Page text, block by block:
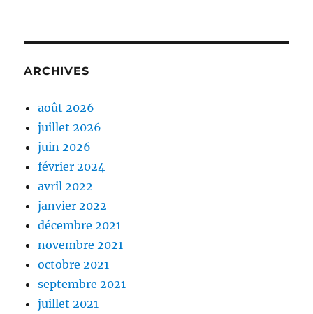
ARCHIVES
août 2026
juillet 2026
juin 2026
février 2024
avril 2022
janvier 2022
décembre 2021
novembre 2021
octobre 2021
septembre 2021
juillet 2021